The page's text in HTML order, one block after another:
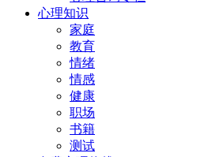
心理知识
家庭
教育
情绪
情感
健康
职场
书籍
测试